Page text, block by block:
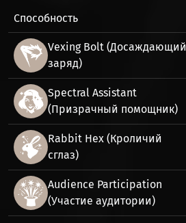
Способность
Vexing Bolt (Досаждающий
заряд)
Spectral Assistant
(Призрачный помощник)
Rabbit Hex (Кроличий
сглаз)
Audience Participation
(Участие аудитории)